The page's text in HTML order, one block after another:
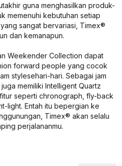
guna menghasilkan produk-
memenuhi kebutuhan setiap
sangat bervariasi, Timex®
dan kemanapun.
Weekender Collection dapat
forward people yang cocok
stylesehari-hari. Sebagai jam
memiliki Intelligent Quartz
seperti chronograph, fly-back
light. Entah itu bepergian ke
Timex® akan selalu
perjalananmu.